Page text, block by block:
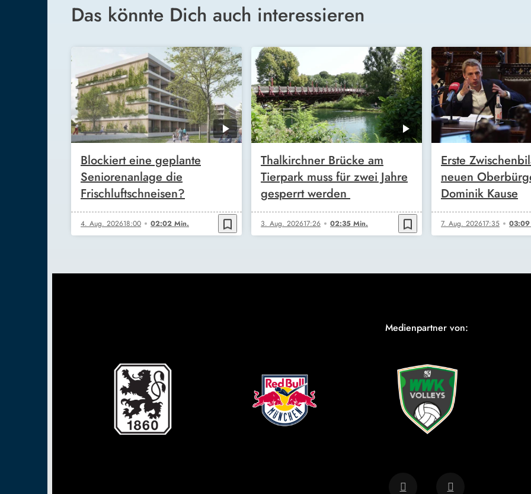
Das könnte Dich auch interessieren
Blockiert eine geplante
Seniorenanlage die
Frischluftschneisen?
4. Aug. 202618:00 02:02 Min. bookmark_border
Thalkirchner Brücke am
Tierpark muss für zwei Jahre
gesperrt werden
3. Aug. 202617:26 02:35 Min. bookmark_border
Erste
neuen
Dominik Kause
7. Aug. 202617:35
Medienpartner von: